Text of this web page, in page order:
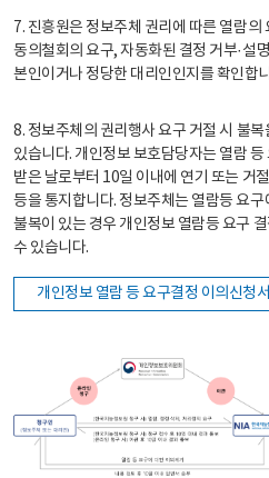
7. 진흥원은 정보주체 권리에 따른 열람의
동의철회의 요구, 자동화된 결정 거부·설
본인이거나 정당한 대리인인지를 확인합
8. 정보주체의 권리행사 요구 거절 시 불
있습니다. 개인정보 보호담당자는 열람
받은 날로부터 10일 이내에 연기 또는 거
등을 통지합니다. 정보주체는 열람등 요구
불복이 있는 경우 개인정보 열람등 요구
수 있습니다.
개인정보 열람 등 요구결정 이의신청서